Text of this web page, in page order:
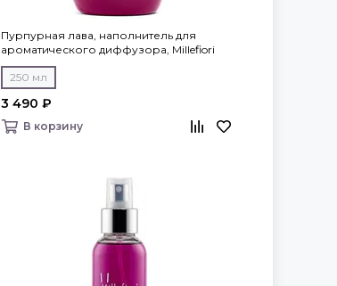
Пурпурная лава, наполнитель для
ароматического диффузора, Millefiori
Milano
250 мл
3 490 ₽
В корзину